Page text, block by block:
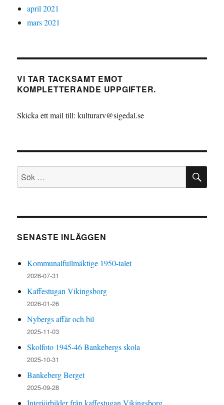
april 2021
mars 2021
VI TAR TACKSAMT EMOT
KOMPLETTERANDE UPPGIFTER.
Skicka ett mail till: kulturarv@sigedal.se
Sök
efter:
SÖK
SENASTE INLÄGGEN
Kommunalfullmäktige 1950-talet
2026-07-31
Kaffestugan Vikingsborg
2026-01-26
Nybergs affär och bil
2025-11-03
Skolfoto 1945-46 Bankebergs skola
2025-10-31
Bankeberg Berget
2025-09-28
Interiörbilder från kaffestugan Vikingsborg